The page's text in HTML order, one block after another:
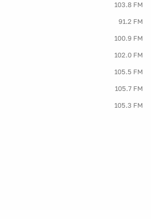
103.8 FM
91.2 FM
100.9 FM
102.0 FM
105.5 FM
105.7 FM
105.3 FM